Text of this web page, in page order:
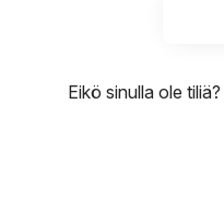
Eikö sinulla ole tiliä?